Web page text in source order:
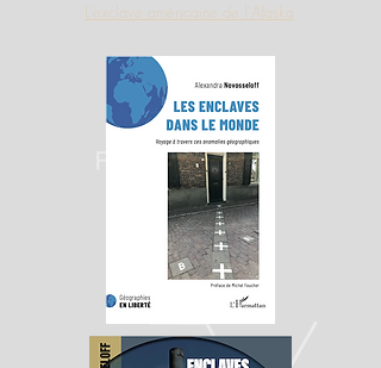
L'exclave américaine de l'Alaska